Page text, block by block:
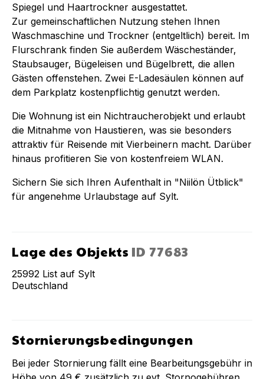
Spiegel und Haartrockner ausgestattet.
Zur gemeinschaftlichen Nutzung stehen Ihnen
Waschmaschine und Trockner (entgeltlich) bereit. Im
Flurschrank finden Sie außerdem Wäscheständer,
Staubsauger, Bügeleisen und Bügelbrett, die allen
Gästen offenstehen. Zwei E-Ladesäulen können auf
dem Parkplatz kostenpflichtig genutzt werden.
Die Wohnung ist ein Nichtraucherobjekt und erlaubt
die Mitnahme von Haustieren, was sie besonders
attraktiv für Reisende mit Vierbeinern macht. Darüber
hinaus profitieren Sie von kostenfreiem WLAN.
Sichern Sie sich Ihren Aufenthalt in "Niilön Ütblick"
für angenehme Urlaubstage auf Sylt.
Lage des Objekts ID 77683
25992 List auf Sylt
Deutschland
Stornierungsbedingungen
Bei jeder Stornierung fällt eine Bearbeitungsgebühr in